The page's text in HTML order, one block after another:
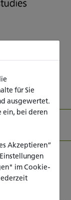
Bedrohung
1998 war
Leiter der
für Sie
ausgewertet.
ein, bei deren
Akzeptieren”
im Cookie-